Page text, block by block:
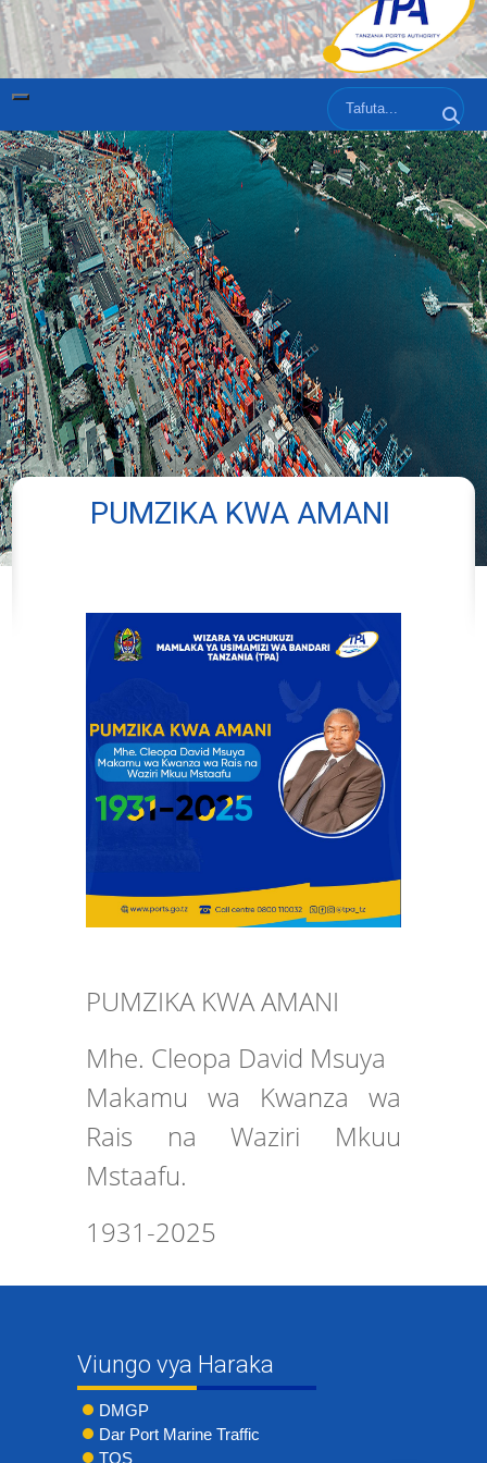
Tafuta
PUMZIKA KWA AMANI
PUMZIKA KWA AMANI
Mhe. Cleopa David Msuya
Makamu wa Kwanza wa
Rais na Waziri Mkuu
Mstaafu.
1931-2025
Viungo vya Haraka
DMGP
Dar Port Marine Traffic
TOS